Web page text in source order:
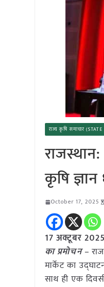
राज्य कृषि समाचार
कृषि
October 17, 2025
17 अक्टूबर
का प्रमोचन–
मार्केट का
साथ ही एक